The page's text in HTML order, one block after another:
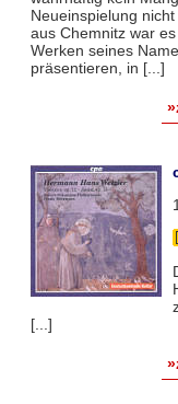
Neueinspielung
aus Chemnitz war
Werken seines
präsentieren, in [...]
[...]